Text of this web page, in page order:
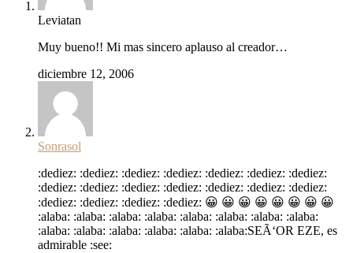
Leviatan
Muy bueno!! Mi mas sincero aplauso al creador…
diciembre 12, 2006
Sonrasol
:dediez: :dediez: :dediez: :dediez: :dediez: :dediez: :dediez:
:dediez: :dediez: :dediez: :dediez: :dediez: :dediez: :dediez:
:dediez: :dediez: :dediez: :dediez: 😀 😀 😀 😀 😀 😀 😀 😀
:alaba: :alaba: :alaba: :alaba: :alaba: :alaba: :alaba: :alaba:
:alaba: :alaba: :alaba: :alaba: :alaba: :alaba:SEÃ‘OR EZE, es
admirable :see: